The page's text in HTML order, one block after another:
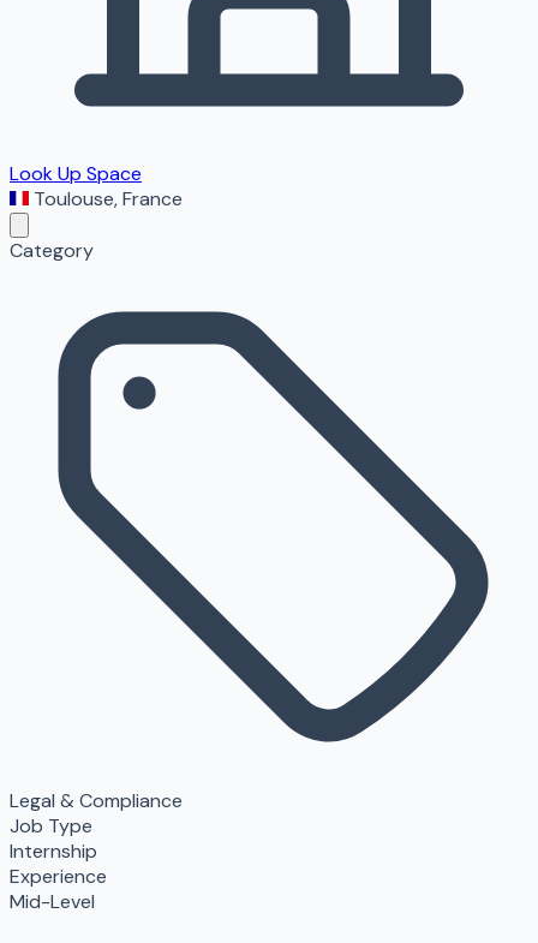
Look Up Space
Toulouse,France
Category
Legal & Compliance
Job Type
Internship
Experience
Mid-Level